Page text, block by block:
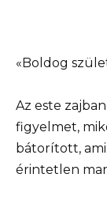
«Boldog
Az este
figyelmet,
bátorított, ami
érintetlen